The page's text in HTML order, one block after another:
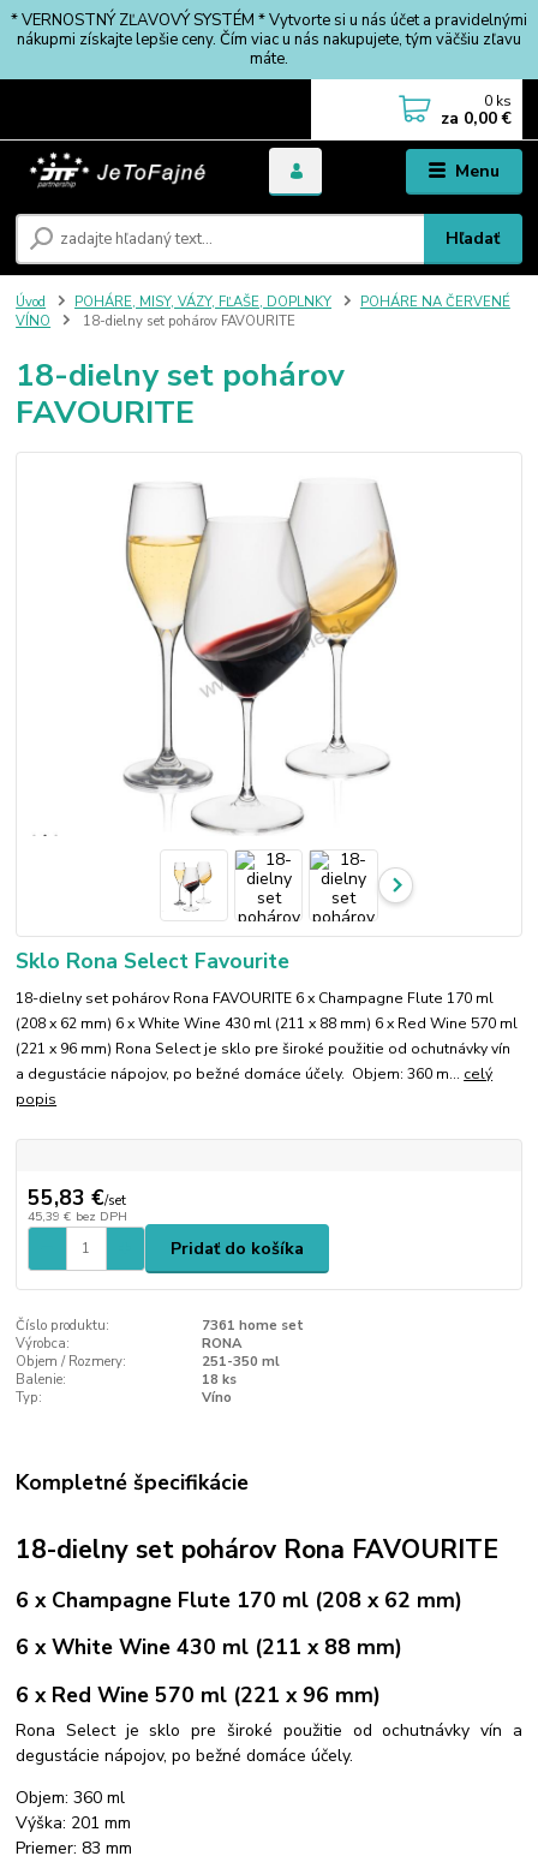
* VERNOSTNÝ ZĽAVOVÝ SYSTÉM * Vytvorte si u nás účet a pravidelnými
nákupmi získajte lepšie ceny. Čím viac u nás nakupujete, tým väčšiu zľavu
máte.
Menu
Hľadať
0 ks
za 0,00 €
Úvod POHÁRE, MISY, VÁZY, FĽAŠE, DOPLNKY
POHÁRE NA ČERVENÉ
VÍNO
18-dielny set pohárov FAVOURITE
18-dielny set pohárov
FAVOURITE
Sklo Rona Select Favourite
18-dielny set pohárov Rona FAVOURITE 6 x Champagne Flute 170 ml
(208 x 62 mm) 6 x White Wine 430 ml (211 x 88 mm) 6 x Red Wine 570 ml
(221 x 96 mm) Rona Select je sklo pre široké použitie od ochutnávky vín
a degustácie nápojov, po bežné domáce účely. Objem: 360 m... celý
popis
55,83 €/set
45,39 € bez DPH
Pridať do košíka
Číslo produktu:
7361 home set
Výrobca:
RONA
Objem / Rozmery:
251-350 ml
Balenie:
18 ks
Typ:
Víno
Kompletné špecifikácie
18-dielny set pohárov Rona FAVOURITE
6 x Champagne Flute 170 ml (208 x 62 mm)
6 x White Wine 430 ml (211 x 88 mm)
6 x Red Wine 570 ml (221 x 96 mm)
Rona Select je sklo pre široké použitie od ochutnávky vín a
degustácie nápojov, po bežné domáce účely.
Objem: 360 ml
Výška: 201 mm
Priemer: 83 mm